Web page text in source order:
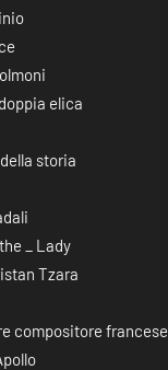
elica
storia
_ Lady
Tzara
compositore francese